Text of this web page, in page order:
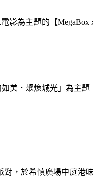
影為主題的【
，於希慎廣場中庭港
美．聚煥城光」為主